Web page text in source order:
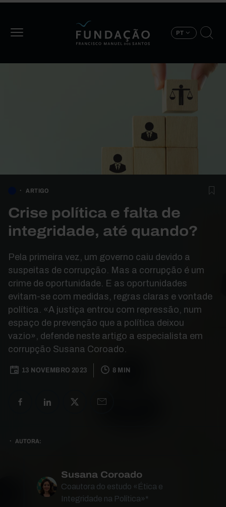
PT
ARTIGO
Crise política e falta de
integridade, até quando?
Pela primeira vez, um governo caiu devido a
suspeitas de corrupção. Mas a corrupção é um
crime de oportunidade. E as oportunidades
evitam-se com medidas, regras claras e vontade
política. «A justiça entrou com repressão, num
espaço de prevenção que a política deixou
vazio», defende neste artigo a especialista em
corrupção Susana Coroado.
13 NOVEMBRO 2023 8 MIN
AUTORA:
Susana Coroado
Coautora do estudo «Ética e
Integridade na Política»*